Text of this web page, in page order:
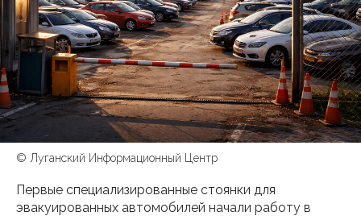
© Луганский Информационный Центр
Первые специализированные стоянки для
эвакуированных автомобилей начали работу в